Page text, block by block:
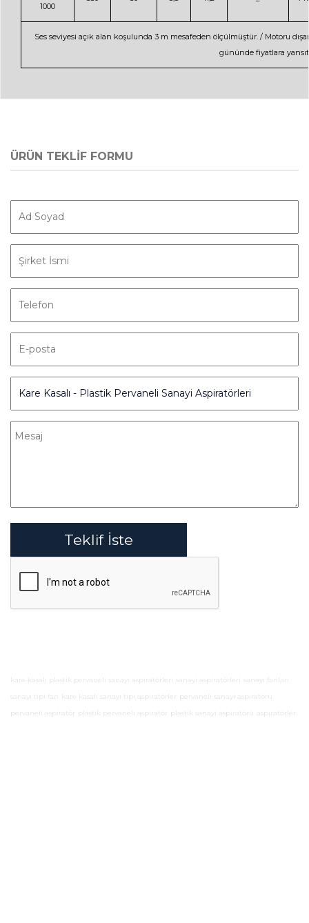
1000
Ses seviyesi açık alan koşulunda 3 m mesafeden ölçülmüştür. / Motoru
gününde fiyatlara
ÜRÜN TEKLİF FORMU
Teklif İste
kare kasalı plastik pervaneli sanayi aspiratörleri sanayi aspiratörleri
sanayi fanları
sanayi tipi fan
kare kasalı sanayi tipi aspiratörler pervaneli sanayi aspiratörü
pervaneli aspiratör plastik pervaneli aspiratör plastik sanayi aspiratörü aspiratörler